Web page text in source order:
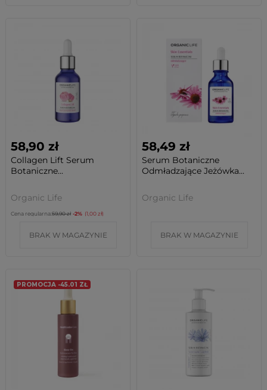
58,90 zł
Collagen Lift Serum
Botaniczne...
Organic Life
Cena regularna:59,90 zł -2% (1,00 zł)
BRAK W MAGAZYNIE
58,49 zł
Serum Botaniczne
Odmładzające Jeżówka...
Organic Life
BRAK W MAGAZYNIE
PROMOCJA -45.01 ZŁ